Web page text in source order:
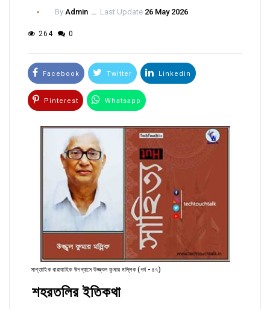
By Admin ــ Last Update 26 May 2026
264 0
Facebook Twitter Linkedin
Pinterest Whatsapp
সাপ্তাহিক ধারাবাহিক উপন্যাসে উজ্জ্বল কুমার মল্লিক (পর্ব - ৪৭)
শহরতলির ইতিকথা